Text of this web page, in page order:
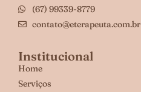
(67) 99339-8779
contato@eterapeuta.com.br
Institucional
Home
Serviços